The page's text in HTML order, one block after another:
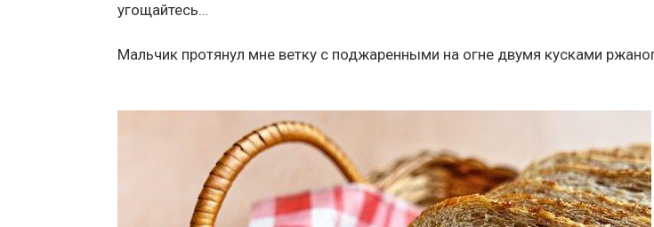
угощайтесь…
Мальчик протянул мне ветку с поджаренными на огне двумя кусками